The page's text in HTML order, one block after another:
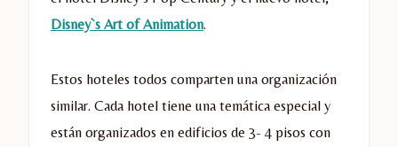
Disney`s Art of Animation.
Estos hoteles todos comparten una organización
similar. Cada hotel tiene una temática especial y
están organizados en edificios de 3- 4 pisos con